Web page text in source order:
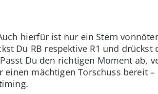
hierfür ist nur ein Stern
Du RB respektive R1 und drückst
Du den richtigen Moment ab,
mächtigen Torschuss bereit